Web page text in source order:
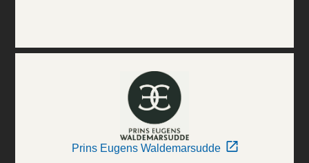
Prins Eugens Waldemarsudde